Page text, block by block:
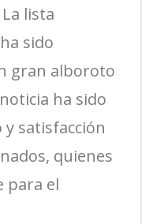
lista
sido
gran alboroto
ha sido
satisfacción
quienes
para el